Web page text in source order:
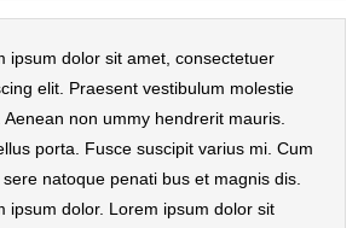
ipsum dolor sit amet, consectetuer
elit. Praesent vestibulum molestie
Aenean non ummy hendrerit mauris.
porta. Fusce suscipit varius mi. Cum
natoque penati bus et magnis dis.
ipsum dolor. Lorem ipsum dolor sit